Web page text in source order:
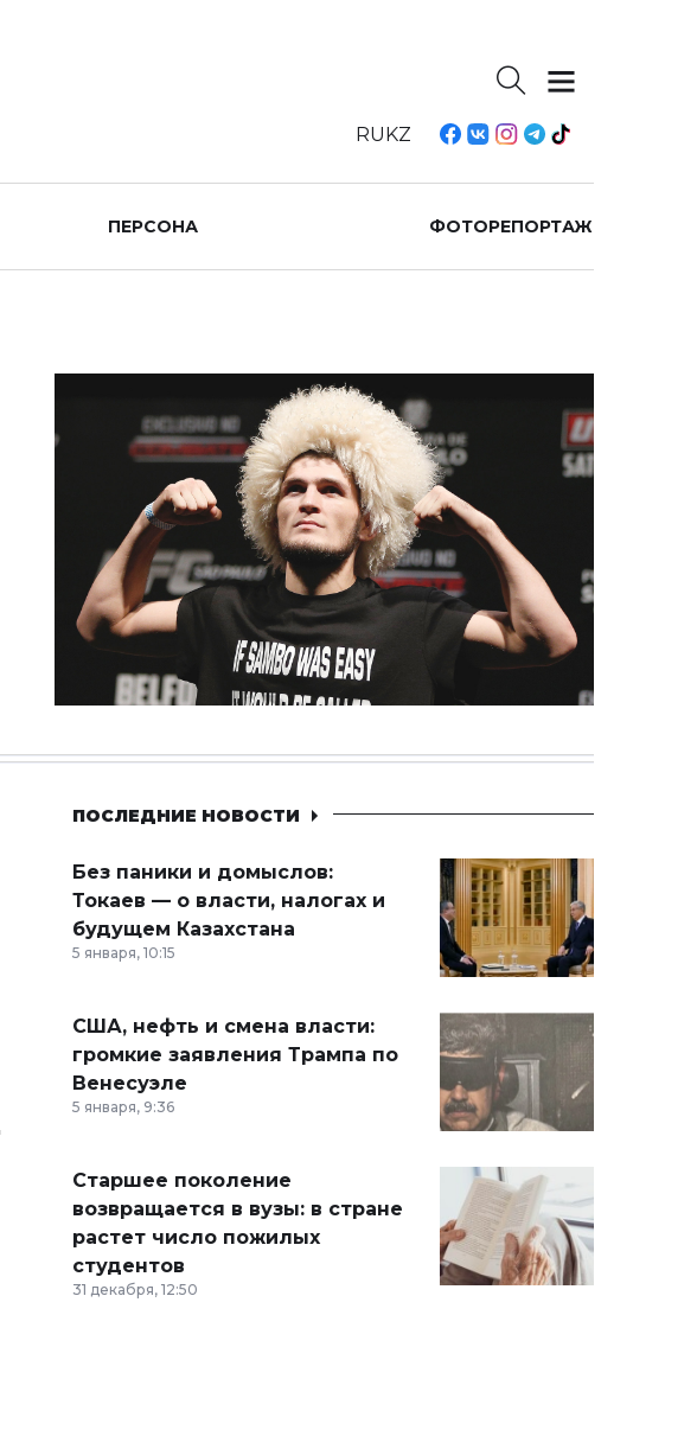
RUKZ
ПЕРСОНА ФОТОРЕПОРТАЖ
ПОСЛЕДНИЕ НОВОСТИ
Без паники и домыслов:
Токаев — о власти, налогах и
будущем Казахстана
5 января, 10:15
США, нефть и смена власти:
громкие заявления Трампа по
Венесуэле
5 января, 9:36
Старшее поколение
возвращается в вузы: в стране
растет число пожилых
студентов
31 декабря, 12:50